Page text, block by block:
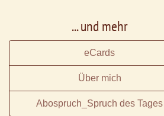
... und mehr
eCards
Über mich
Abospruch_Spruch des Tages